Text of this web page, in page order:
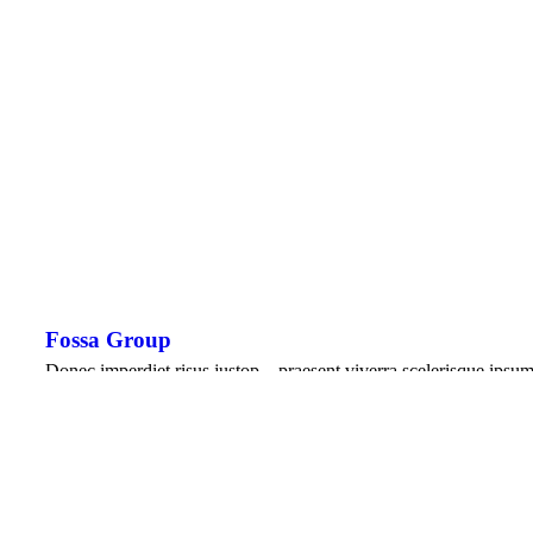
Fossa Group
Donec imperdiet risus justop – praesent viverra scelerisque